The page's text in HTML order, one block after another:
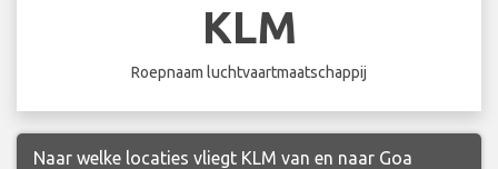
KLM
Roepnaam luchtvaartmaatschappij
Naar welke locaties vliegt KLM van en naar Goa